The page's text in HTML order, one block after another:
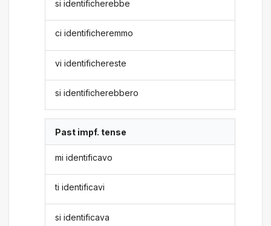
si identificherebbe
ci identificheremmo
vi identifichereste
si identificherebbero
Past impf. tense
mi identificavo
ti identificavi
si identificava